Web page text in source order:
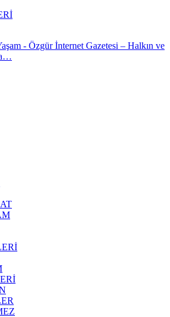
- Özgür İnternet Gazetesi – Halkın ve